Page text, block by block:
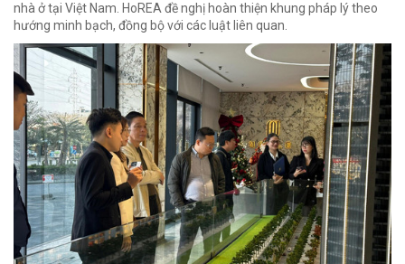
nhà ở tại Việt Nam. HoREA đề nghị hoàn thiện khung pháp lý theo
hướng minh bạch, đồng bộ với các luật liên quan.